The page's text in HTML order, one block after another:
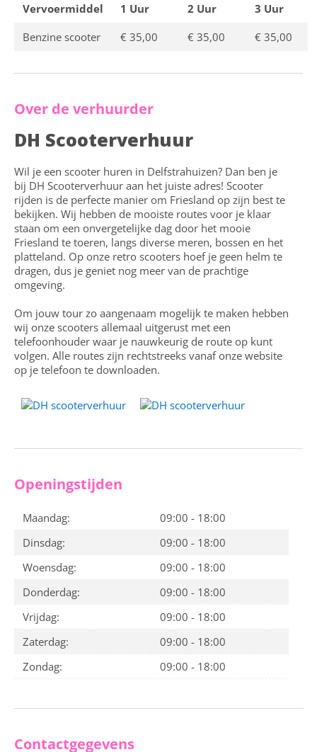
Vervoermiddel 1 Uur 2 Uur
3 Uur
Benzine scooter
€ 35,00 € 35,00 € 35,00
Over de verhuurder
DH Scooterverhuur
Wil je een scooter huren in Delfstrahuizen? Dan ben je
bij DH Scooterverhuur aan het juiste adres! Scooter
rijden is de perfecte manier om Friesland op zijn best te
bekijken. Wij hebben de mooiste routes voor je klaar
staan om een onvergetelijke dag door het mooie
Friesland te toeren, langs diverse meren, bossen en het
platteland. Op onze retro scooters hoef je geen helm te
dragen, dus je geniet nog meer van de prachtige
omgeving.
Om jouw tour zo aangenaam mogelijk te maken hebben
wij onze scooters allemaal uitgerust met een
telefoonhouder waar je nauwkeurig de route op kunt
volgen. Alle routes zijn rechtstreeks vanaf onze website
op je telefoon te downloaden.
Openingstijden
Maandag:
09:00 - 18:00
Dinsdag:
09:00 - 18:00
Woensdag:
09:00 - 18:00
Donderdag:
09:00 - 18:00
Vrijdag:
09:00 - 18:00
Zaterdag:
09:00 - 18:00
Zondag:
09:00 - 18:00
Contactgegevens